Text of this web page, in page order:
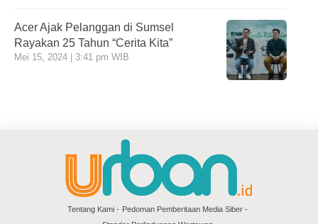
Acer Ajak Pelanggan di Sumsel
Rayakan 25 Tahun “Cerita Kita”
Mei 15, 2024 | 3:41 pm WIB
Tentang Kami
Pedoman Pemberitaan Media Siber